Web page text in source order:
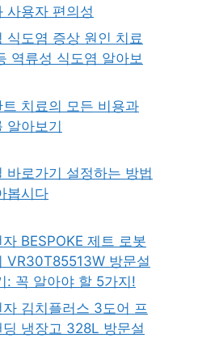
사용자 편의성
식도염 증상 원인 치료
역류성 식도염 알아보
트 치료의 모든 비용과
알아보기
바로가기 설정하는 방법
봅시다
BESPOKE 제트 로봇
VR30T85513W 방문설
: 꼭 알아야 할 5가지!
자 김치플러스 3도어 프
딩 냉장고 328L 방문설